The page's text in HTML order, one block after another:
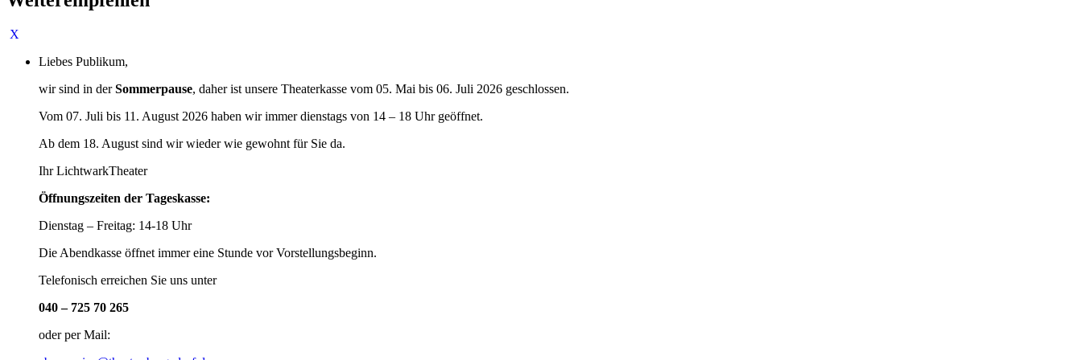
Liebes Publikum,
wir sind in derSommerpause, daher ist unsere Theaterkasse vom 05. Mai bis 06. Juli 2026 geschlossen.
Vom 07. Juli bis 11. August 2026 haben wir immer dienstags von 14 – 18 Uhr geöffnet.
Ab dem 18. August sind wir wieder wie gewohnt für Sie da.
Ihr LichtwarkTheater
Öffnungszeiten der Tageskasse:
Dienstag – Freitag: 14-18 Uhr
Die Abendkasse öffnet immer eine Stunde vor Vorstellungsbeginn.
Telefonisch erreichen Sie uns unter
040 – 725 70 265
oder per Mail: